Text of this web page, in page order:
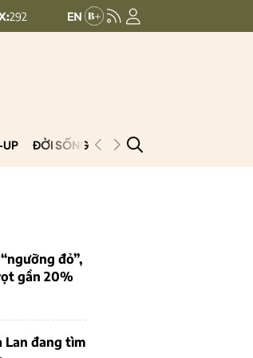
8.56 (2.84%) UPCOMINDEX:
UP ĐỜI SỐNG PODCAST
đỏ”,
gần 20%
Lan đang tìm